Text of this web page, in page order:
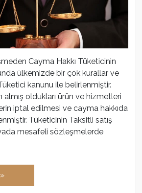
Cayma Hakkı Tüketicinin
ülkemizde bir çok kurallar ve
kanunu ile belirlenmiştir.
almış oldukları ürün ve hizmetleri
iptal edilmesi ve cayma hakkıda
Tüketicinin Taksitli satış
mesafeli sözleşmelerde